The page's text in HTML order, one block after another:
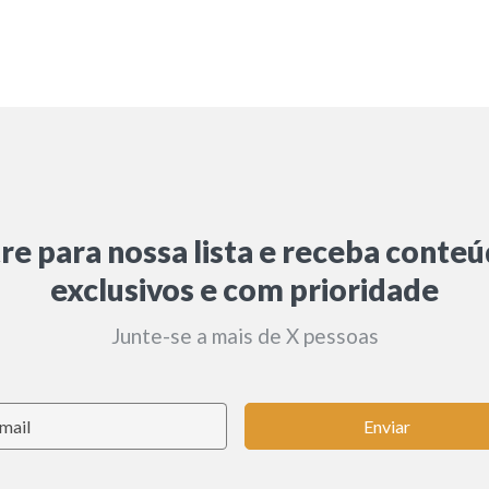
para nossa lista e receba
exclusivos e com prioridade
Junte-se a mais de X pessoas
Enviar